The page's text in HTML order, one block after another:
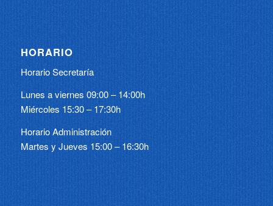
HORARIO
Horario Secretaría
Lunes a viernes 09:00 – 14:00h
Miércoles 15:30 – 17:30h
Horario Administración
Martes y Jueves 15:00 – 16:30h